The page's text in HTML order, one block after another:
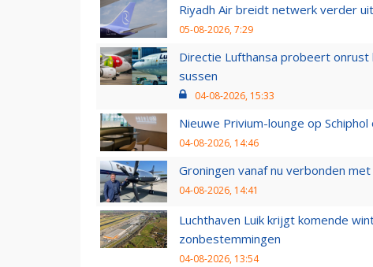
Riyadh Air breidt netwerk verder
05-08-2026, 7:29
Directie Lufthansa probeert
sussen
04-08-2026, 15:33
Nieuwe Privium-lounge op
04-08-2026, 14:46
Groningen vanaf nu verbonden
04-08-2026, 14:41
Luchthaven Luik krijgt komende
zonbestemmingen
04-08-2026, 13:54